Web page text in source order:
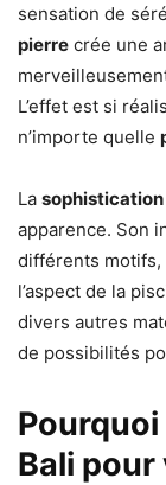
sensation de
pierre crée une
L’effet est si
n’importe quelle
La sophistication
apparence. Son
différents motifs,
l’aspect de la
divers autres
de possibilités
Bali pour